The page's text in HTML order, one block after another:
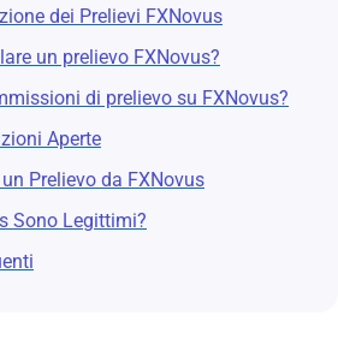
dei Prelievi FXNovus
un prelievo FXNovus?
di prelievo su FXNovus?
Aperte
Prelievo da FXNovus
Sono Legittimi?